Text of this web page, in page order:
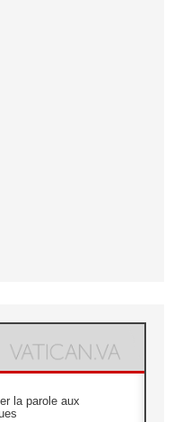
la parole aux